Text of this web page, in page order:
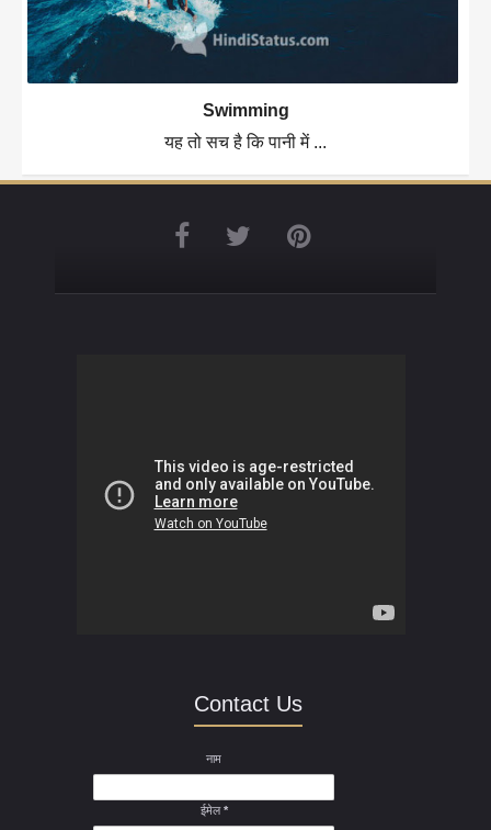
Swimming
यह तो सच है कि पानी में ...
Contact Us
नाम
ईमेल*